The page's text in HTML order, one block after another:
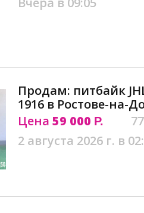
Продам: питбайк
1916 в Ростове-на-
Цена 59 000 Р.
2 августа 2026 г. в